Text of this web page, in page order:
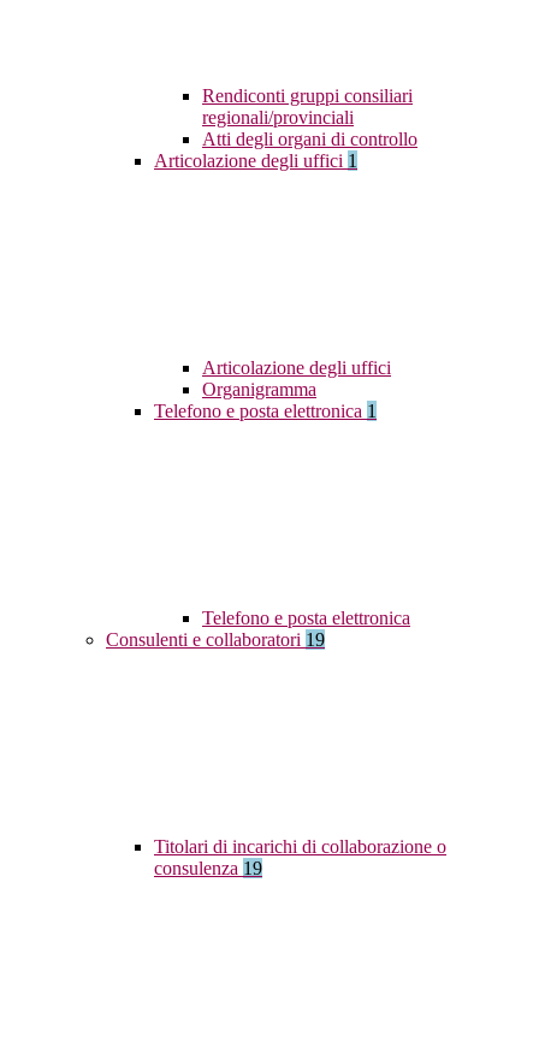
Rendiconti gruppi consiliari
regionali/provinciali
Atti degli organi di controllo
Articolazione degli uffici 1
Articolazione degli uffici
Organigramma
Telefono e posta elettronica 1
Telefono e posta elettronica
Consulenti e collaboratori 19
Titolari di incarichi di collaborazione o
consulenza 19